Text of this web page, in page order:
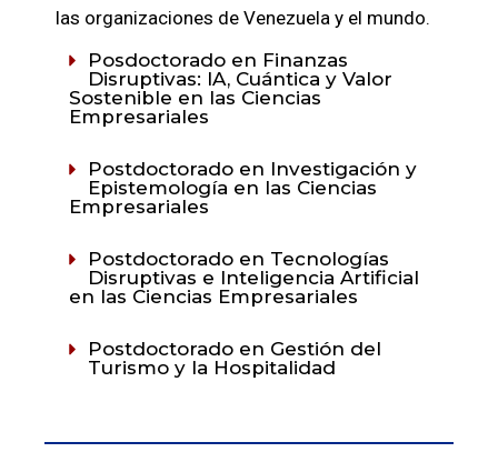
las organizaciones de Venezuela y el mundo.
Posdoctorado en Finanzas
Disruptivas: IA, Cuántica y Valor
Sostenible en las Ciencias
Empresariales
Postdoctorado en Investigación y
Epistemología en las Ciencias
Empresariales
Postdoctorado en Tecnologías
Disruptivas e Inteligencia Artificial
en las Ciencias Empresariales
Postdoctorado en Gestión del
Turismo y la Hospitalidad